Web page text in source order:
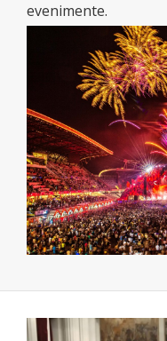
evenimente.